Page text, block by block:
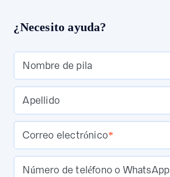
¿Necesito ayuda?
Nombre de pila
Apellido
Correo electrónico*
Número de teléfono o WhatsApp